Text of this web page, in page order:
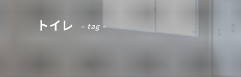
トイレ – tag –